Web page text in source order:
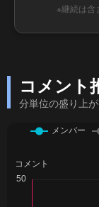
※継続は含
コメント
分単位の盛り上